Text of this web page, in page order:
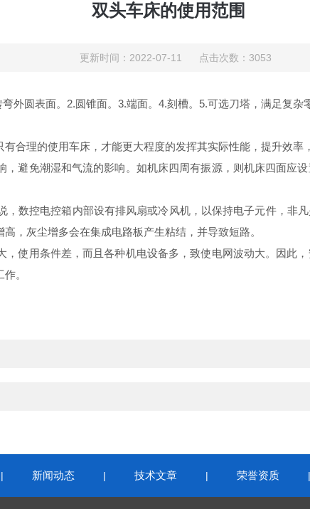
双头车床的使用范围
更新时间：2022-07-11 点击次数：3053
外圆表面。2.圆锥面。3.端面。4.刻槽。5.可选刀塔，满足复杂
合理的使用车床，才能更大程度的发挥其实际性能，提升效率
避免潮湿和气流的影响。如机床四周有振源，则机床四面应
数控电控箱内部设有排风扇或冷风机，以保持电子元件，非
，灰尘增多会在集成电路板产生粘结，并导致短路。
使用条件差，而且各种机电设备多，致使电网波动大。因此
。
新闻动态 | 技术文章 | 荣誉资质